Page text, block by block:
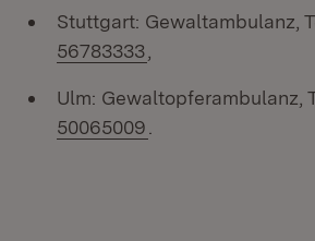
Stuttgart: Gewaltambulanz,
56783333
Ulm: Gewaltopferambulanz,
50065009